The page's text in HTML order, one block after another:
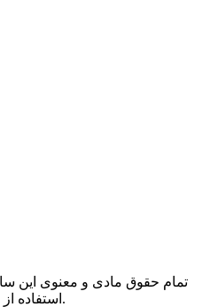
تمام حقوق مادی و معنوی این
استفاده از مطالب با ذکر منبع بلامانع است.